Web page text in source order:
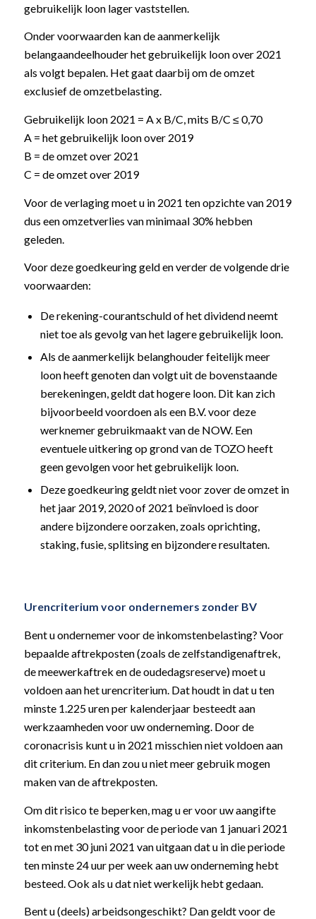
gebruikelijk loon lager vaststellen.
Onder voorwaarden kan de aanmerkelijk
belangaandeelhouder het gebruikelijk loon over 2021
als volgt bepalen. Het gaat daarbij om de omzet
exclusief de omzetbelasting.
Gebruikelijk loon 2021 = A x B/C, mits B/C ≤ 0,70
A = het gebruikelijk loon over 2019
B = de omzet over 2021
C = de omzet over 2019
Voor de verlaging moet u in 2021 ten opzichte van 2019
dus een omzetverlies van minimaal 30% hebben
geleden.
Voor deze goedkeuring geld en verder de volgende drie
voorwaarden:
De rekening-courantschuld of het dividend neemt
niet toe als gevolg van het lagere gebruikelijk loon.
Als de aanmerkelijk belanghouder feitelijk meer
loon heeft genoten dan volgt uit de bovenstaande
berekeningen, geldt dat hogere loon. Dit kan zich
bijvoorbeeld voordoen als een B.V. voor deze
werknemer gebruikmaakt van de NOW. Een
eventuele uitkering op grond van de TOZO heeft
geen gevolgen voor het gebruikelijk loon.
Deze goedkeuring geldt niet voor zover de omzet in
het jaar 2019, 2020 of 2021 beïnvloed is door
andere bijzondere oorzaken, zoals oprichting,
staking, fusie, splitsing en bijzondere resultaten.
Urencriterium voor ondernemers zonder BV
Bent u ondernemer voor de inkomstenbelasting? Voor
bepaalde aftrekposten (zoals de zelfstandigenaftrek,
de meewerkaftrek en de oudedagsreserve) moet u
voldoen aan het urencriterium. Dat houdt in dat u ten
minste 1.225 uren per kalenderjaar besteedt aan
werkzaamheden voor uw onderneming. Door de
coronacrisis kunt u in 2021 misschien niet voldoen aan
dit criterium. En dan zou u niet meer gebruik mogen
maken van de aftrekposten.
Om dit risico te beperken, mag u er voor uw aangifte
inkomstenbelasting voor de periode van 1 januari 2021
tot en met 30 juni 2021 van uitgaan dat u in die periode
ten minste 24 uur per week aan uw onderneming hebt
besteed. Ook als u dat niet werkelijk hebt gedaan.
Bent u (deels) arbeidsongeschikt? Dan geldt voor de